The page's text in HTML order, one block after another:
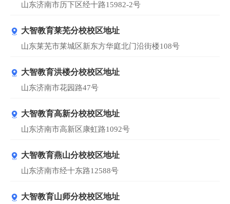
山东济南市历下区经十路15982-2号
大智教育莱芜分校校区地址
山东莱芜市莱城区新东方华庭北门沿街楼108号
大智教育洪楼分校校区地址
山东济南市花园路47号
大智教育高新分校校区地址
山东济南市高新区康虹路1092号
大智教育燕山分校校区地址
山东济南市经十东路12588号
大智教育山师分校校区地址